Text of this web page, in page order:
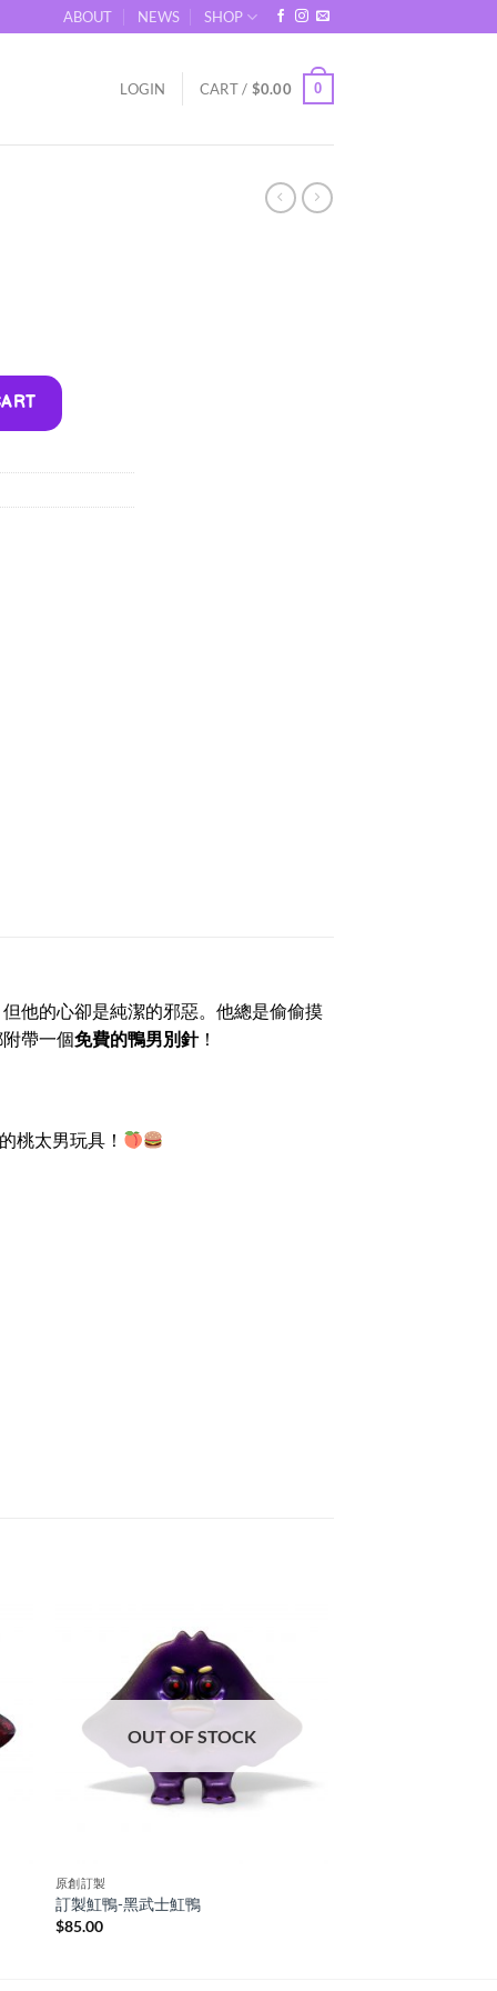
ABOUT NEWS SHOP
LOGIN CART / $0.00 0
Alternative:
他的心卻是純潔的邪惡。他總是偷偷摸
帶一個免費的鴨男別針！
桃太男玩具！
OUT OF STOCK
原創訂製
訂製魟鴨-黑武士魟鴨
$85.00